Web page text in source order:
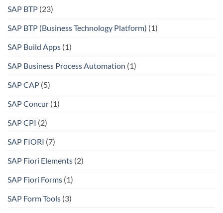
SAP BTP (23)
SAP BTP (Business Technology Platform) (1)
SAP Build Apps (1)
SAP Business Process Automation (1)
SAP CAP (5)
SAP Concur (1)
SAP CPI (2)
SAP FIORI (7)
SAP Fiori Elements (2)
SAP Fiori Forms (1)
SAP Form Tools (3)